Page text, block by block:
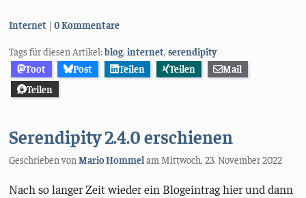
Kategorien:
Internet 0 Kommentare
Tags für diesen Artikel:blog,internet,serendipity
Toot
Post Teilen Teilen
Mail
Teilen
Serendipity 2.4.0 erschienen
Geschrieben vonMario Hommelam Mittwoch, 23. November 2022
Nach so langer Zeit wieder ein Blogeintrag hier und dann